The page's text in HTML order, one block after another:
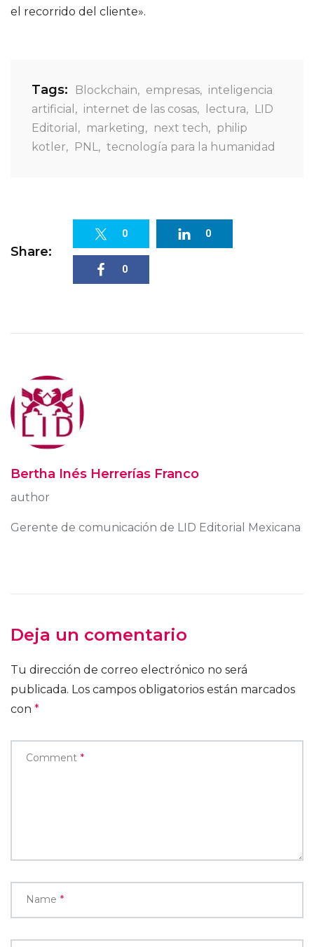
el recorrido del cliente».
Tags: Blockchain, empresas, inteligencia
artificial , internet de las cosas, lectura, LID
Editorial , marketing, next tech, philip
kotler, PNL , tecnología para la humanidad
Share:
0 0
0
Bertha Inés Herrerías Franco
author
Gerente de comunicación de LID Editorial Mexicana
Deja un comentario
Tu dirección de correo electrónico no será
publicada. Los campos obligatorios están marcados
con *
Comment *
Name *